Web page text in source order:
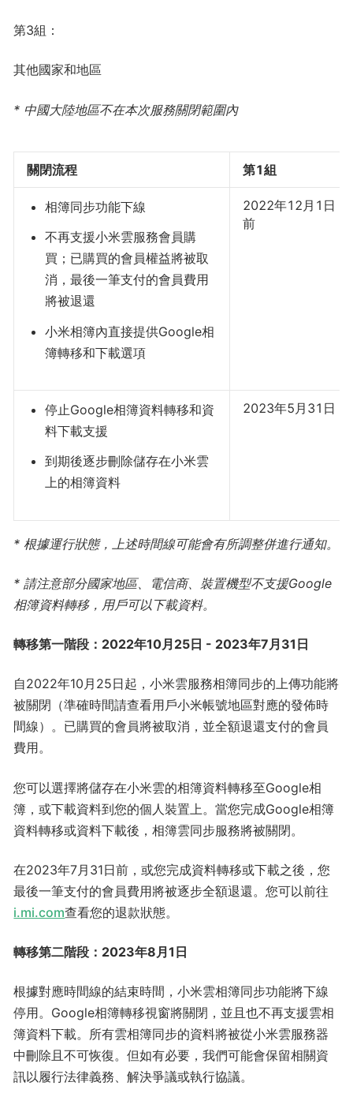
第3組：
其他國家和地區
* 中國大陸地區不在本次服務關閉範圍內
關閉流程 第1組
相簿同步功能下線
不再支援小米雲服務會員購
買；已購買的會員權益將被取
消，最後一筆支付的會員費用
將被退還
小米相簿內直接提供Google相
簿轉移和下載選項
2022年12月1日
前
停止Google相簿資料轉移和資
料下載支援
到期後逐步刪除儲存在小米雲
上的相簿資料
2023年5月31日
* 根據運行狀態，上述時間線可能會有所調整併進行通知。
* 請注意部分國家地區、電信商、裝置機型不支援Google
相簿資料轉移，用戶可以下載資料。
轉移第一階段：2022年10月25日 - 2023年7月31日
自2022年10月25日起，小米雲服務相簿同步的上傳功能將
被關閉（準確時間請查看用戶小米帳號地區對應的發佈時
間線）。已購買的會員將被取消，並全額退還支付的會員
費用。
您可以選擇將儲存在小米雲的相簿資料轉移至Google相
簿，或下載資料到您的個人裝置上。當您完成Google相簿
資料轉移或資料下載後，相簿雲同步服務將被關閉。
在2023年7月31日前，或您完成資料轉移或下載之後，您
最後一筆支付的會員費用將被逐步全額退還。您可以前往
i.mi.com查看您的退款狀態。
轉移第二階段：2023年8月1日
根據對應時間線的結束時間，小米雲相簿同步功能將下線
停用。Google相簿轉移視窗將關閉，並且也不再支援雲相
簿資料下載。所有雲相簿同步的資料將被從小米雲服務器
中刪除且不可恢復。但如有必要，我們可能會保留相關資
訊以履行法律義務、解決爭議或執行協議。